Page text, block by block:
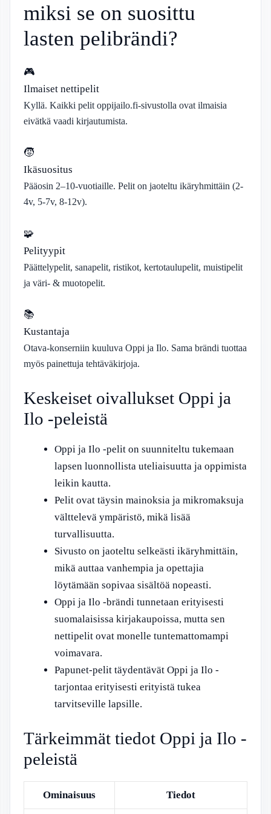
miksi se on suosittu
lasten pelibrändi?
🎮
Ilmaiset nettipelit
Kyllä. Kaikki pelit oppijailo.fi-sivustolla ovat ilmaisia
eivätkä vaadi kirjautumista.
🧒
Ikäsuositus
Pääosin 2–10-vuotiaille. Pelit on jaoteltu ikäryhmittäin (2-
4v, 5-7v, 8-12v).
🧩
Pelityypit
Päättelypelit, sanapelit, ristikot, kertotaulupelit, muistipelit
ja väri- & muotopelit.
📚
Kustantaja
Otava-konserniin kuuluva Oppi ja Ilo. Sama brändi tuottaa
myös painettuja tehtäväkirjoja.
Keskeiset oivallukset Oppi ja
Ilo -peleistä
Oppi ja Ilo -pelit on suunniteltu tukemaan
lapsen luonnollista uteliaisuutta ja oppimista
leikin kautta.
Pelit ovat täysin mainoksia ja mikromaksuja
välttelevä ympäristö, mikä lisää
turvallisuutta.
Sivusto on jaoteltu selkeästi ikäryhmittäin,
mikä auttaa vanhempia ja opettajia
löytämään sopivaa sisältöä nopeasti.
Oppi ja Ilo -brändi tunnetaan erityisesti
suomalaisissa kirjakaupoissa, mutta sen
nettipelit ovat monelle tuntemattomampi
voimavara.
Papunet-pelit täydentävät Oppi ja Ilo -
tarjontaa erityisesti erityistä tukea
tarvitseville lapsille.
Tärkeimmät tiedot Oppi ja Ilo -
peleistä
Ominaisuus Tiedot